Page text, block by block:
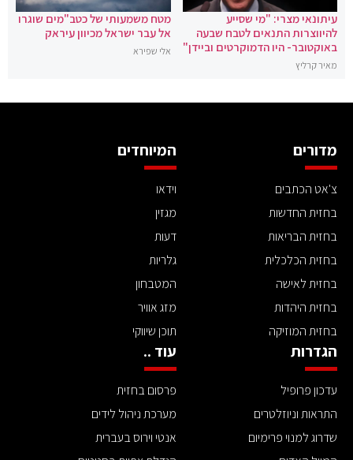
עיתונאי מצרי: "מי שסייע
להיווצרות התנאים לטבח שבעה
באוקטובר- היו הדמוקרטים וביידן"
מאיר קרליץ
מטח משמעותי של כטב"מים שוגרו
אל עבר ישראל מכיוון עיראק
אלי שפירא
מדורים
צ'אט הכתבים
בחזית החדשות
בחזית הבריאות
בחזית הכלכלית
בחזית לאישה
בחזית היהדות
בחזית המוזיקה
המיוחדים
וידאו
מגזין
דעות
גלריות
המטבחון
מזג אוויר
תוכן שיווקי
הגדרות
עדכון פרופיל
התראות וניוזלטרים
שדרוג למנוי פרימיום
עוד ..
פרסום בחזית
מערכת ניהול לידים
אנטי וירוס בעברית